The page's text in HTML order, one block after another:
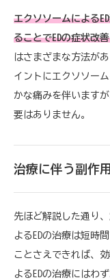
エクソソームによる
ることでEDの症状改
はさまざまな方法が
イントにエクソソー
かな痛みを伴います
要はありません。
治療に伴う副作用
先ほど解説した通り
よるEDの治療は短時
ことさえできれば、
よるEDの治療にはわ